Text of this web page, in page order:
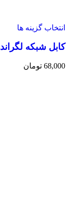
انتخاب گزینه ها
کابل شبکه لگراند CAT6UTP تست پیرمننت PVC
68,000 تومان